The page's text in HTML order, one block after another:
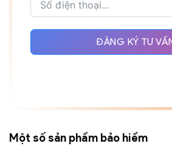
ĐĂNG KÝ TƯ
Một số sản phẩm bảo hiểm